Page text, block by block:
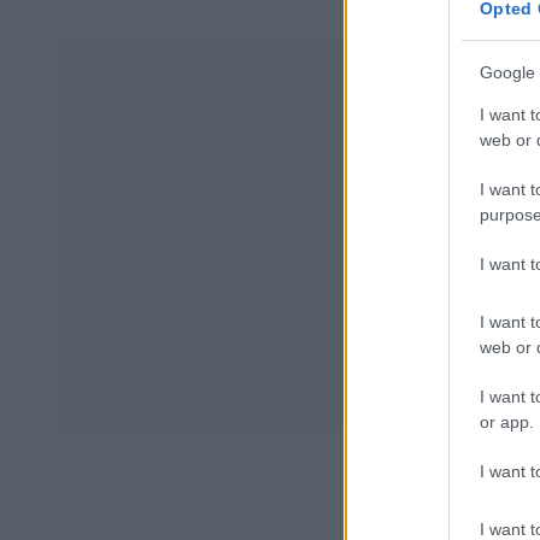
Opted
Google
I want
web or
I want
I want
I want
web or
I want
or app.
I want
I want